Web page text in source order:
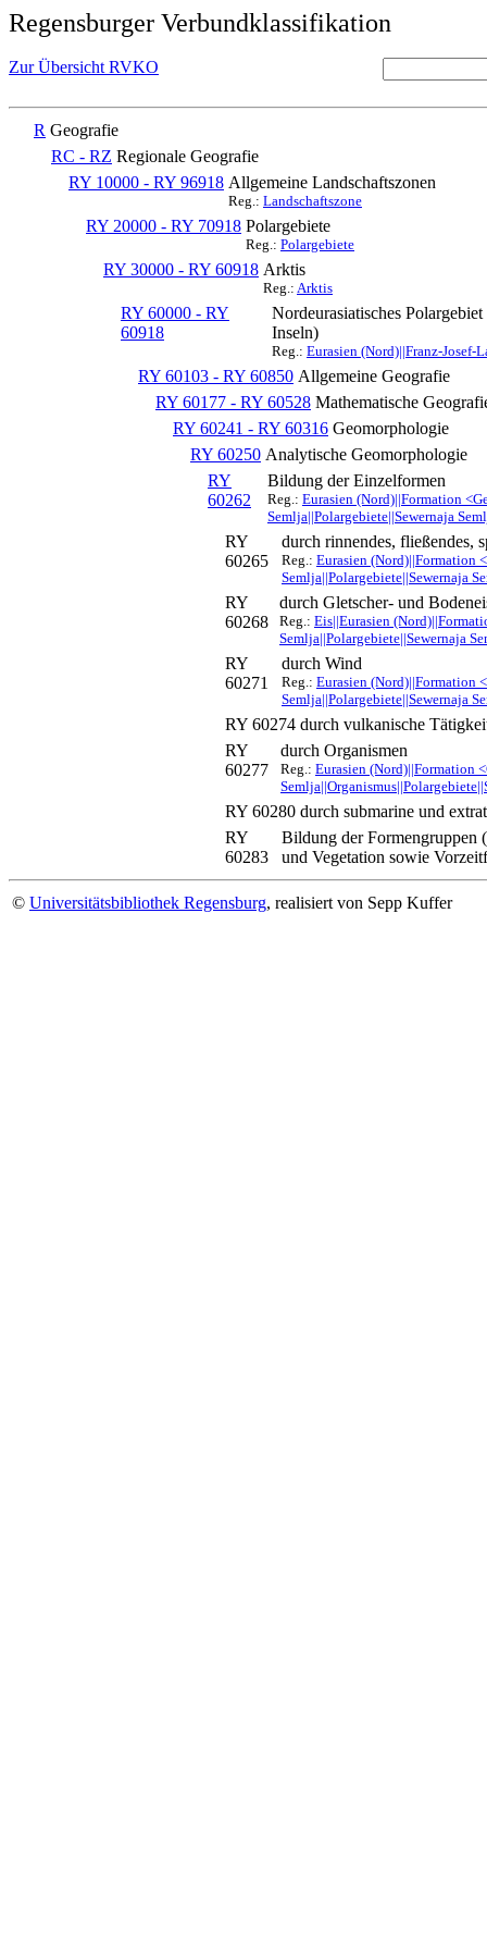
Regensburger Verbundklassifikation
Zur Übersicht RVKO
R Geografie
RC - RZ Regionale Geografie
RY 10000 - RY 96918 Allgemeine Landschaftszonen
Reg.: Landschaftszone
RY 20000 - RY 70918 Polargebiete
Reg.: Polargebiete
RY 30000 - RY 60918 Arktis
Reg.: Arktis
RY 60000 - RY
60918
Nordeurasiatisches
Inseln)
Reg.: Eurasien (Nord)||Franz-Josef-
RY 60103 - RY 60850 Allgemeine Geografie
RY 60177 - RY 60528 Mathematische
RY 60241 - RY 60316 Geomorphologie
RY 60250 Analytische Geomorphologie
RY
60262
Bildung der Einzelformen
Reg.: Eurasien (Nord)||Formation
Semlja||Polargebiete||Sewernaja
RY
60265
durch rinnendes, fließendes,
Reg.: Eurasien (Nord)||Formation
Semlja||Polargebiete||Sewernaja
RY
60268
durch Gletscher- und
Reg.: Eis||Eurasien
Semlja||Polargebiete||Sewernaja
RY
60271
durch Wind
Reg.: Eurasien (Nord)||Formation
Semlja||Polargebiete||Sewernaja
RY 60274 durch vulkanische
RY
60277
durch Organismen
Reg.: Eurasien (Nord)||Formation
RY 60280 durch submarine und
RY
60283
Bildung der Formengruppen
und Vegetation sowie
© Universitätsbibliothek Regensburg, realisiert von Sepp Kuffer